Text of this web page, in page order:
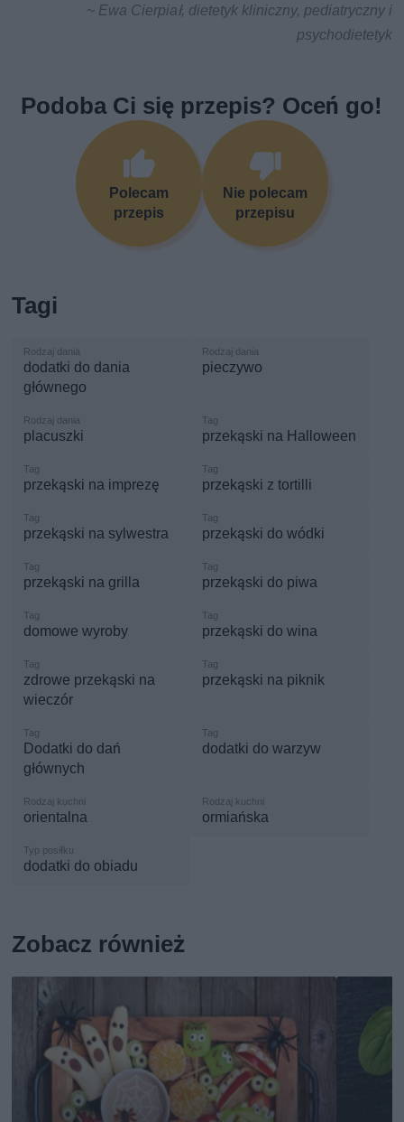
~ Ewa Cierpiał, dietetyk kliniczny, pediatryczny i
psychodietetyk
Podoba Ci się przepis? Oceń go!
Polecam
przepis
Nie polecam
przepisu
Tagi
dodatki do dania
głównego
pieczywo
placuszki przekąski na Halloween
przekąski na imprezę przekąski z tortilli
przekąski na sylwestra przekąski do wódki
przekąski na grilla przekąski do piwa
domowe wyroby przekąski do wina
zdrowe przekąski na
wieczór
przekąski na piknik
Dodatki do dań
głównych
dodatki do warzyw
orientalna ormiańska
dodatki do obiadu
Zobacz również